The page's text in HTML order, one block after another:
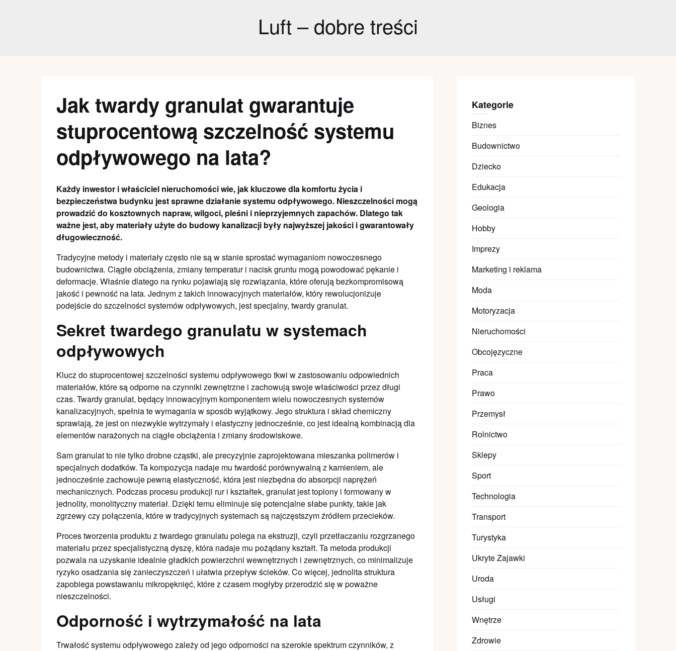
Luft – dobre treści
Jak twardy granulat gwarantuje
stuprocentową szczelność systemu
odpływowego na lata?
Każdy inwestor i właściciel nieruchomości wie, jak kluczowe dla komfortu życia i
bezpieczeństwa budynku jest sprawne działanie systemu odpływowego. Nieszczelności mogą
prowadzić do kosztownych napraw, wilgoci, pleśni i nieprzyjemnych zapachów. Dlatego tak
ważne jest, aby materiały użyte do budowy kanalizacji były najwyższej jakości i gwarantowały
długowieczność.
Tradycyjne metody i materiały często nie są w stanie sprostać wymaganiom nowoczesnego
budownictwa. Ciągłe obciążenia, zmiany temperatur i nacisk gruntu mogą powodować pękanie i
deformacje. Właśnie dlatego na rynku pojawiają się rozwiązania, które oferują bezkompromisową
jakość i pewność na lata. Jednym z takich innowacyjnych materiałów, który rewolucjonizuje
podejście do szczelności systemów odpływowych, jest specjalny, twardy granulat.
Sekret twardego granulatu w systemach
odpływowych
Klucz do stuprocentowej szczelności systemu odpływowego tkwi w zastosowaniu odpowiednich
materiałów, które są odporne na czynniki zewnętrzne i zachowują swoje właściwości przez długi
czas. Twardy granulat, będący innowacyjnym komponentem wielu nowoczesnych systemów
kanalizacyjnych, spełnia te wymagania w sposób wyjątkowy. Jego struktura i skład chemiczny
sprawiają, że jest on niezwykle wytrzymały i elastyczny jednocześnie, co jest idealną kombinacją dla
elementów narażonych na ciągłe obciążenia i zmiany środowiskowe.
Sam granulat to nie tylko drobne cząstki, ale precyzyjnie zaprojektowana mieszanka polimerów i
specjalnych dodatków. Ta kompozycja nadaje mu twardość porównywalną z kamieniem, ale
jednocześnie zachowuje pewną elastyczność, która jest niezbędna do absorpcji naprężeń
mechanicznych. Podczas procesu produkcji rur i kształtek, granulat jest topiony i formowany w
jednolity, monolityczny materiał. Dzięki temu eliminuje się potencjalne słabe punkty, takie jak
zgrzewy czy połączenia, które w tradycyjnych systemach są najczęstszym źródłem przecieków.
Proces tworzenia produktu z twardego granulatu polega na ekstruzji, czyli przetłaczaniu rozgrzanego
materiału przez specjalistyczną dyszę, która nadaje mu pożądany kształt. Ta metoda produkcji
pozwala na uzyskanie idealnie gładkich powierzchni wewnętrznych i zewnętrznych, co minimalizuje
ryzyko osadzania się zanieczyszczeń i ułatwia przepływ ścieków. Co więcej, jednolita struktura
zapobiega powstawaniu mikropęknięć, które z czasem mogłyby przerodzić się w poważne
nieszczelności.
Odporność i wytrzymałość na lata
Trwałość systemu odpływowego zależy od jego odporności na szerokie spektrum czynników, z
Kategorie
Biznes
Budownictwo
Dziecko
Edukacja
Geologia
Hobby
Imprezy
Marketing i reklama
Moda
Motoryzacja
Nieruchomości
Obcojęzyczne
Praca
Prawo
Przemysł
Rolnictwo
Sklepy
Sport
Technologia
Transport
Turystyka
Ukryte Zajawki
Uroda
Usługi
Wnętrze
Zdrowie